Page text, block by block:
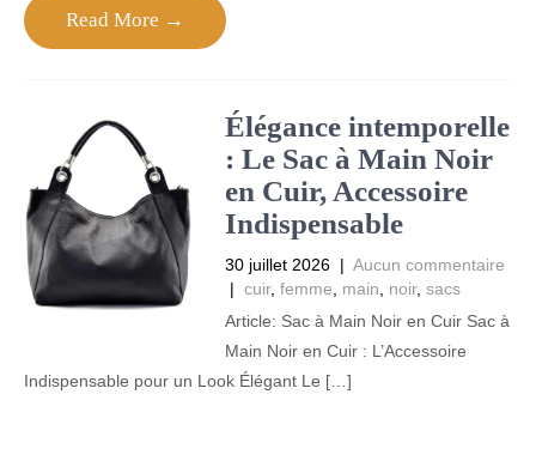
Read More →
Élégance intemporelle
: Le Sac à Main Noir
en Cuir, Accessoire
Indispensable
30 juillet 2026 | Aucun commentaire
| cuir, femme main noir, sacs
Article: Sac à Main Noir en Cuir Sac à
Main Noir en Cuir : L’Accessoire
Indispensable pour un Look Élégant Le […]